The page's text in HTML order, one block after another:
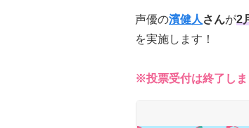
声優の濱健人 さんが2
を実施します！
※投票受付は終了しま